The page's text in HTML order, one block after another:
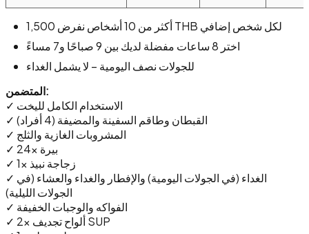
أكثر من 10 أشخاص نفرض 1,500 THB لكل شخص إضافي
اختر 8 ساعات مفضلة لديك بين 9 صباحًا و7 مساءً
للجولات نصف اليومية – لا يشمل الغداء
المتضمن:
✓ الاستخدام الكامل لليخت
✓ القبطان وطاقم السفينة والمضيفة (4 أفراد)
✓ المشروبات الغازية والثلج
✓ 24x بيرة
✓ 1x زجاجة نبيذ
✓ الغداء (في الجولات اليومية) والإفطار والغداء والعشاء (في
الجولات الليلية)
✓ الفواكه والوجبات الخفيفة
✓ 2x ألواح تجديف SUP